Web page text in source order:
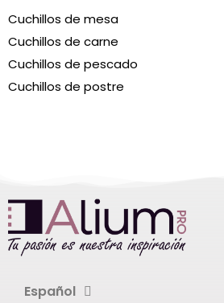
Cuchillos de mesa
Cuchillos de carne
Cuchillos de pescado
Cuchillos de postre
Español